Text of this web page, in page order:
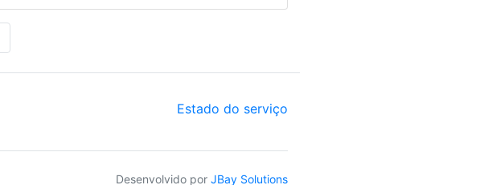
Estado do serviço
Desenvolvido por JBay Solutions